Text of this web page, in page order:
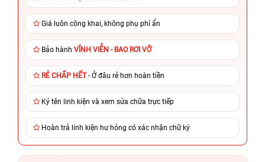
Giá luôn công khai, không phụ phí ẩn
Bảo hành VĨNH VIỄN - BAO RƠI VỠ
RẺ CHẤP HẾT- Ở đâu rẻ hơn hoàn tiền
Ký tên linh kiện và xem sửa chữa trực tiếp
Hoàn trả linh kiện hư hỏng có xác nhận chữ ký